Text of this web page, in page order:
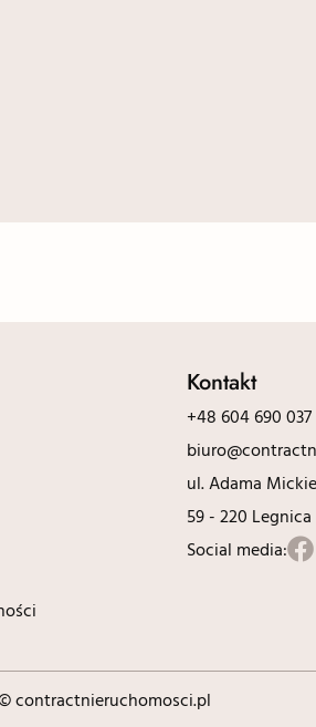
Kontakt
+48 604 690 037
ul. Adama
59 - 220 Legnica
Social media:
contractnieruchomosci.pl